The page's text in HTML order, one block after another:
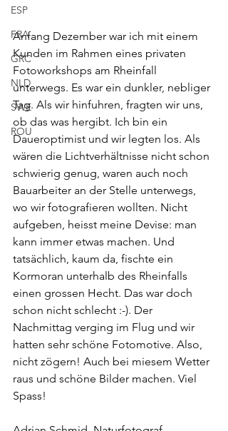
ESP
FRA
GRC
NLD
SWE
ROU
Anfang Dezember war ich mit einem
Kunden im Rahmen eines privaten
Fotoworkshops am Rheinfall
unterwegs. Es war ein dunkler, nebliger
Tag. Als wir hinfuhren, fragten wir uns,
ob das was hergibt. Ich bin ein
Daueroptimist und wir legten los. Als
wären die Lichtverhältnisse nicht schon
schwierig genug, waren auch noch
Bauarbeiter an der Stelle unterwegs,
wo wir fotografieren wollten. Nicht
aufgeben, heisst meine Devise: man
kann immer etwas machen. Und
tatsächlich, kaum da, fischte ein
Kormoran unterhalb des Rheinfalls
einen grossen Hecht. Das war doch
schon nicht schlecht :-). Der
Nachmittag verging im Flug und wir
hatten sehr schöne Fotomotive. Also,
nicht zögern! Auch bei miesem Wetter
raus und schöne Bilder machen. Viel
Spass!